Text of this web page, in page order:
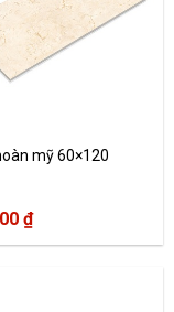
mỹ 60×120
₫